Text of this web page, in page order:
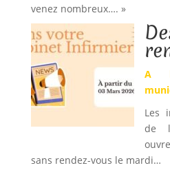
venez nombreux…. »
A
Les
de
sans rendez-vous le mardi…